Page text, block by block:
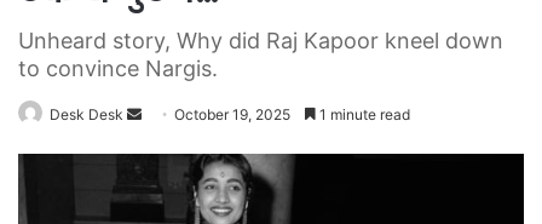
Unheard story, Why did Raj Kapoor kneel down
to convince Nargis.
Desk Desk
SendOctober 19, 2025 1 minute read